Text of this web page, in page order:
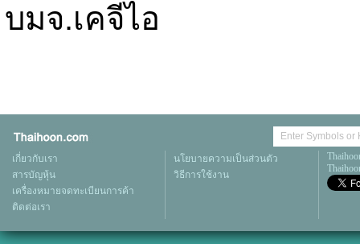
บมจ.เคจีไอ
เกี่ยวกับเรา
สารบัญหุ้น
เครื่องหมายจดทะเบียนการค้า
ติดต่อเรา
นโยบายความเป็นส่วนตัว
วิธีการใช้งาน